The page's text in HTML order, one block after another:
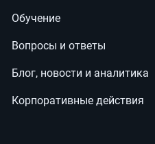
Обучение
Вопросы и ответы
Блог, новости и аналитика
Корпоративные действия